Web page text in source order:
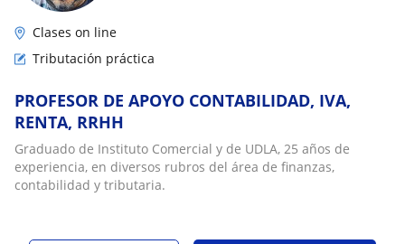
Clases on line
Tributación práctica
PROFESOR DE APOYO CONTABILIDAD, IVA,
RENTA, RRHH
Graduado de Instituto Comercial y de UDLA, 25 años de
experiencia, en diversos rubros del área de finanzas,
contabilidad y tributaria.